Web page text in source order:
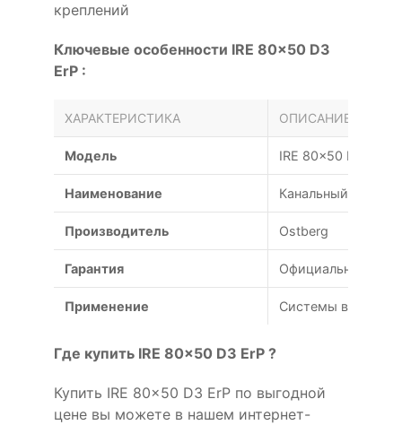
креплений
Ключевые особенности IRE 80x50 D3
ErP :
ХАРАКТЕРИСТИКА ОПИСАНИЕ
Модель IRE 80x50 D3 ErP
Наименование Канальный
Производитель Ostberg
Гарантия Официальная
Применение Системы
Где купить IRE 80x50 D3 ErP ?
Купить IRE 80x50 D3 ErP по выгодной
цене вы можете в нашем интернет-